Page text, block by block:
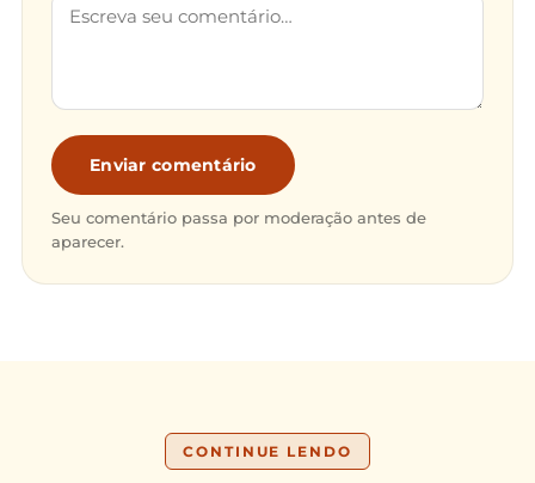
Enviar comentário
Seu comentário passa por moderação antes de
aparecer.
CONTINUE LENDO